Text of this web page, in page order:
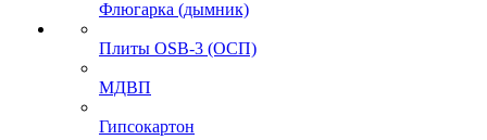
Флюгарка (дымник)
Плиты OSB-3 (ОСП)
МДВП
Гипсокартон